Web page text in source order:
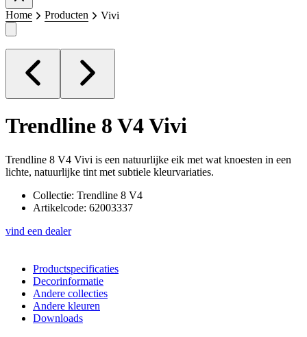
Home Producten Vivi
Trendline 8 V4Vivi
Trendline 8 V4 Vivi is een natuurlijke eik met wat knoesten in een
lichte, natuurlijke tint met subtiele kleurvariaties.
Collectie: Trendline 8 V4
Artikelcode: 62003337
vind een dealer
Productspecificaties
Decorinformatie
Andere collecties
Andere kleuren
Downloads